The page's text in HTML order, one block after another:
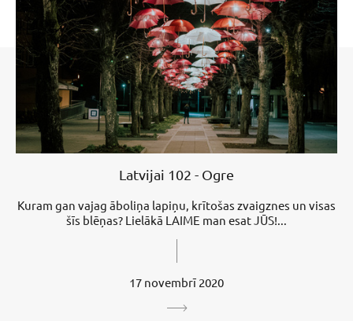
Latvijai 102 - Ogre
Kuram gan vajag āboliņa lapiņu, krītošas zvaigznes un visas
šīs blēņas? Lielākā LAIME man esat JŪS!...
17 novembrī 2020